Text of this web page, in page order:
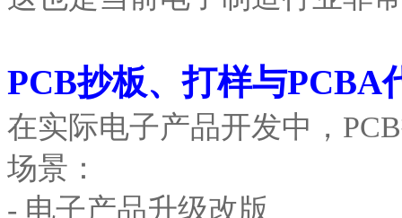
PCB抄板、打样与PCBA
在实际电子产品开发中，
场景：
- 电子产品升级改版